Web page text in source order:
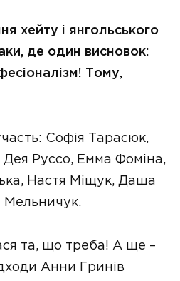
хейту і янгольського
де один висновок:
Тому,
Софія Тарасюк,
Дея Руссо, Емма Фоміна,
Настя Міщук, Даша
Мельничук.
та, що треба! А ще –
Анни Гринів